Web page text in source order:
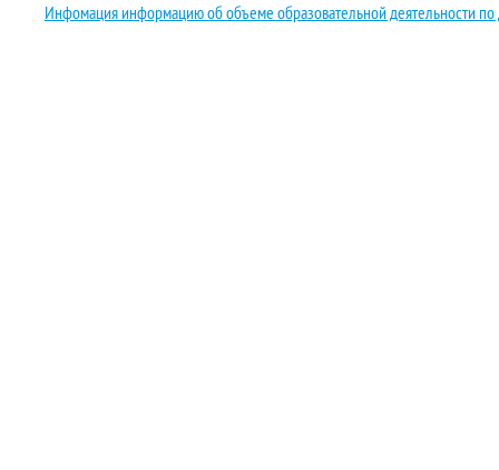
Инфомация информацию об объеме образовательной деятельности по